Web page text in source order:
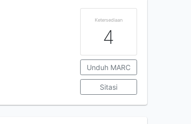
Ketersediaan
4
Unduh MARC
Sitasi